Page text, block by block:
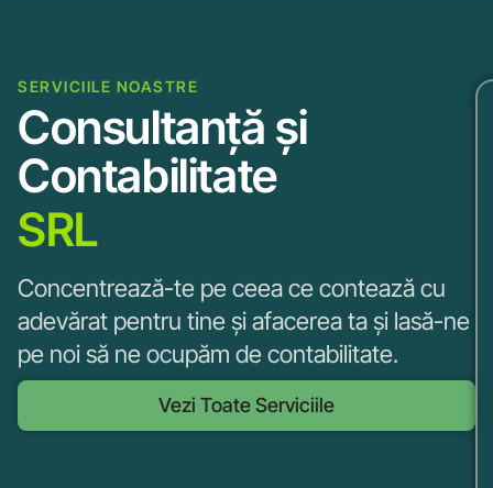
SERVICIILE NOASTRE
Consultanță și
Contabilitate
SRL
Concentrează-te pe ceea ce contează cu
adevărat pentru tine și afacerea ta și lasă-ne
pe noi să ne ocupăm de contabilitate.
Vezi Toate Serviciile